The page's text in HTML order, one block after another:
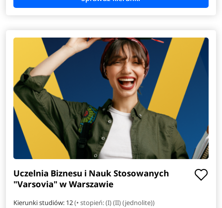
Uczelnia Biznesu i Nauk Stosowanych
"Varsovia" w Warszawie
Kierunki studiów: 12(• stopień: (I) (II) (jednolite))